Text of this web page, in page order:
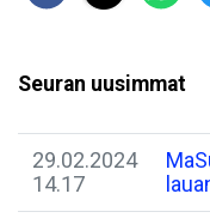
Seuran uusimmat
29.02.2024
14.17